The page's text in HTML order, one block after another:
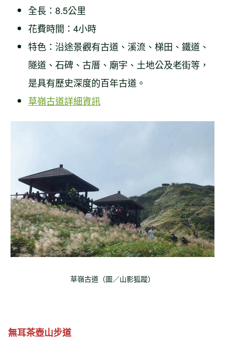
全長：8.5公里
花費時間：4小時
特色：沿途景觀有古道、溪流、梯田、鐵道、
隧道、石碑、古厝、廟宇、土地公及老街等，
是具有歷史深度的百年古道。
草嶺古道詳細資訊
草嶺古道（圖／山影狐蹤）
無耳茶壺山步道